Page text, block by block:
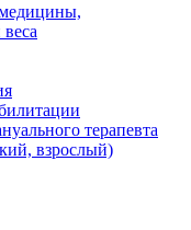
терапевта
взрослый)